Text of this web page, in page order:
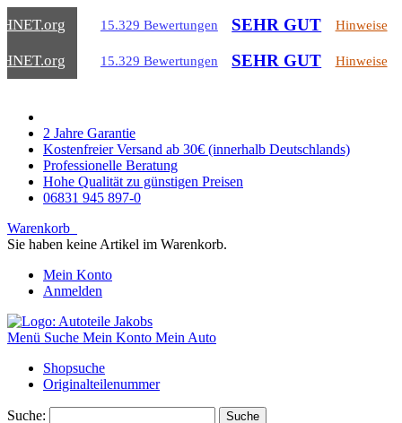
.org 15.329 Bewertungen SEHR GUT Hinweise
.org 15.329 Bewertungen SEHR GUT Hinweise
2 Jahre Garantie
Kostenfreier Versand ab 30€ (innerhalb Deutschlands)
Professionelle Beratung
Hohe Qualität zu günstigen Preisen
06831 945 897-0
Warenkorb
Sie haben keine Artikel im Warenkorb.
Mein Konto
Anmelden
Menü Suche Mein Konto Mein Auto
Shopsuche
Originalteilenummer
Suche: Suche